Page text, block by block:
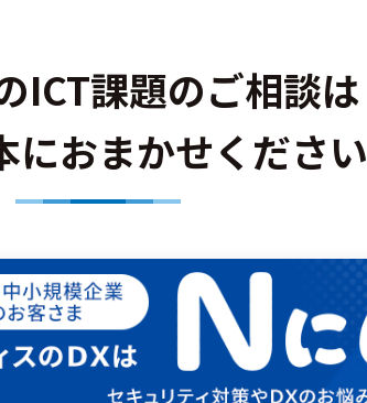
ICT課題のご相談は
におまかせください